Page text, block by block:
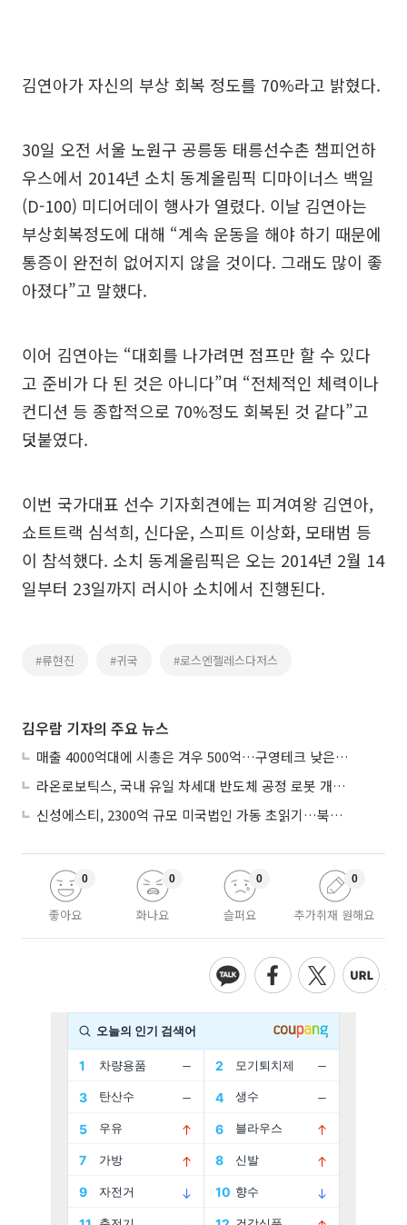
김연아가 자신의 부상 회복 정도를 70%라고 밝혔다.
30일 오전 서울 노원구 공릉동 태릉선수촌 챔피언하
우스에서 2014년 소치 동계올림픽 디마이너스 백일
(D-100) 미디어데이 행사가 열렸다. 이날 김연아는
부상회복정도에 대해 “계속 운동을 해야 하기 때문에
통증이 완전히 없어지지 않을 것이다. 그래도 많이 좋
아졌다”고 말했다.
이어 김연아는 “대회를 나가려면 점프만 할 수 있다
고 준비가 다 된 것은 아니다”며 “전체적인 체력이나
컨디션 등 종합적으로 70%정도 회복된 것 같다”고
덧붙였다.
이번 국가대표 선수 기자회견에는 피겨여왕 김연아,
쇼트트랙 심석희, 신다운, 스피트 이상화, 모태범 등
이 참석했다. 소치 동계올림픽은 오는 2014년 2월 14
일부터 23일까지 러시아 소치에서 진행된다.
#류현진 #귀국 #로스엔젤레스다저스
김우람 기자의 주요 뉴스
매출 4000억대에 시총은 겨우 500억…구영테크 낮은 몸값에 저가 승계 마무리
라온로보틱스, 국내 유일 차세대 반도체 공정 로봇 개발 ‘고객사 테스트 진행’
신성에스티, 2300억 규모 미국법인 가동 초읽기…북미 ESS 공략 본격화
좋아요
0
화나요
0
슬퍼요
0
추가취재 원해요
0